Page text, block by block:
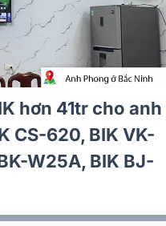
hơn 41tr cho anh
CS-620, BIK VK-
W25A, BIK BJ-